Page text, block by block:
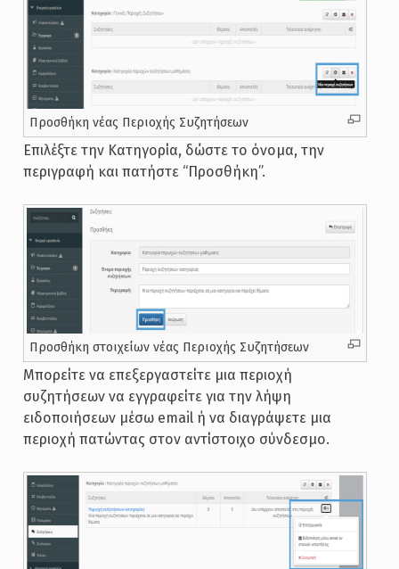
Προσθήκη νέας Περιοχής Συζητήσεων
Επιλέξτε την Κατηγορία, δώστε το όνομα, την
περιγραφή και πατήστε “Προσθήκη”.
Προσθήκη στοιχείων νέας Περιοχής Συζητήσεων
Μπορείτε να επεξεργαστείτε μια περιοχή
συζητήσεων να εγγραφείτε για την λήψη
ειδοποιήσεων μέσω email ή να διαγράψετε μια
περιοχή πατώντας στον αντίστοιχο σύνδεσμο.